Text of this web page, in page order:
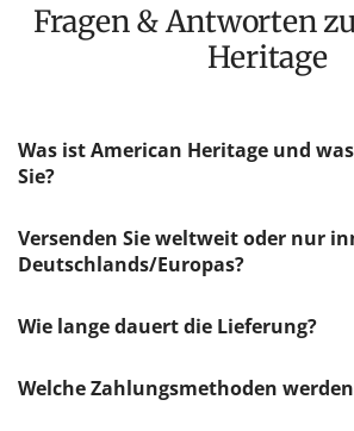
Fragen & Antworten zu American
Heritage
Was ist American Heritage und
Sie?
Versenden Sie weltweit oder nur
Deutschlands/Europas?
Wie lange dauert die Lieferung?
Welche Zahlungsmethoden